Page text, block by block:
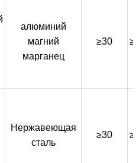
алюминий
магний
марганец
≥30
Нержавеющая
сталь
≥30